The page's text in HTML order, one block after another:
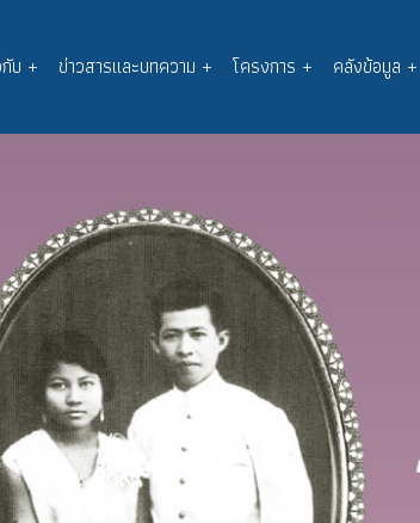
บ + ข่าวสารและบทความ + โครงการ + คลังข้อมูล +